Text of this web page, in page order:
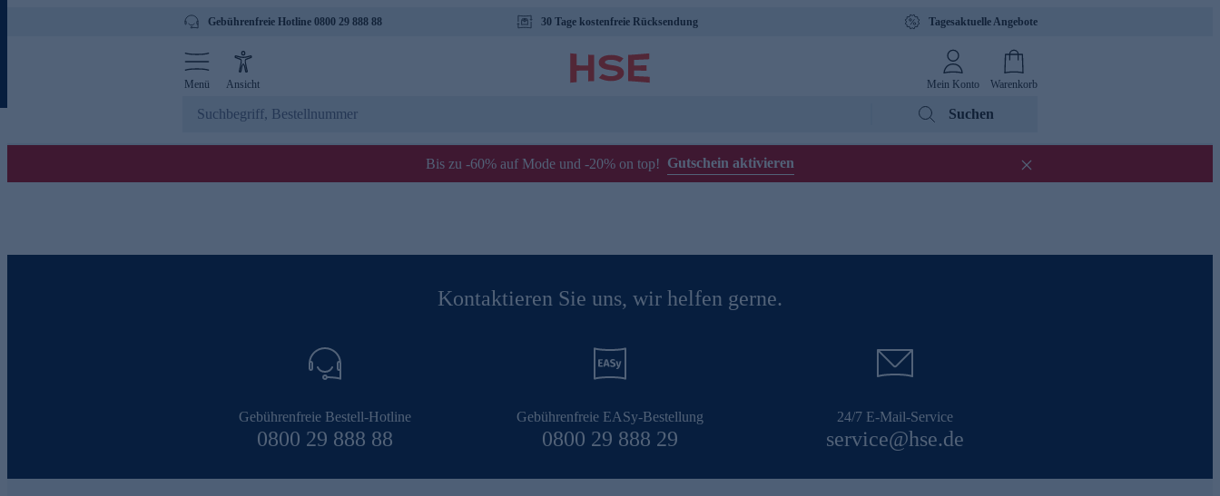
Gebührenfreie Hotline 0800 29 888 88 30 Tage kostenfreie Rücksendung Tagesaktuelle Angebote
Menü Ansicht Mein Konto Warenkorb
Suchen
Bis zu -60% auf Mode und -20% on top! Gutschein aktivieren
Kontaktieren Sie uns, wir helfen gerne.
Gebührenfreie Bestell-Hotline
0800 29 888 88
Gebührenfreie EASy-Bestellung
0800 29 888 29
24/7 E-Mail-Service
service@hse.de